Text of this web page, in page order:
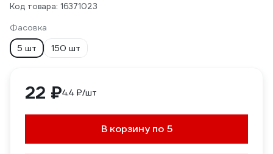
Код товара: 16371023
Фасовка
5 шт
150 шт
22 ₽4.4 ₽/шт
В корзину по 5